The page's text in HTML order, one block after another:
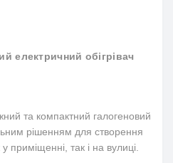
електричний обігрівач
та компактний галогеновий
рішенням для створення
так і на вулиці.